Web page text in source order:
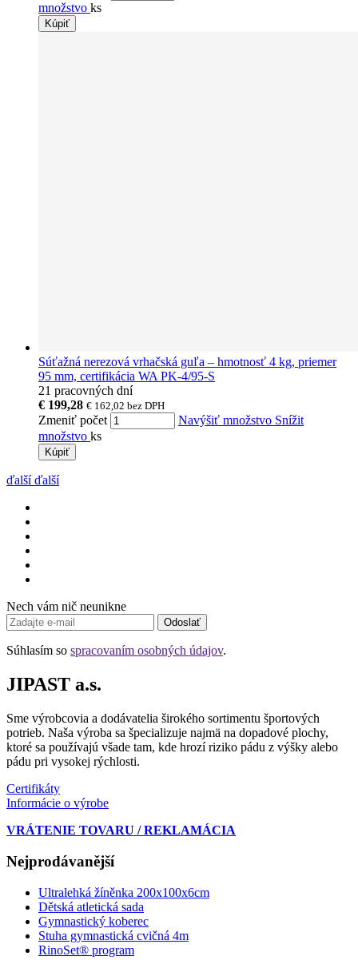
množstvo ks
Kúpiť
Súťažná nerezová vrhačská guľa – hmotnosť 4 kg, priemer
95 mm, certifikácia WA PK-4/95-S
21 pracovných dní
€ 199,28 € 162,02 bez DPH
Zmeniť počet Navýšiť množstvo Snížit
množstvo ks
Kúpiť
ďalší ďalší
Nech vám nič neunikne
Odoslať
Súhlasím so spracovaním osobných údajov.
JIPAST a.s.
Sme výrobcovia a dodávatelia širokého sortimentu športových
potrieb. Naša výroba sa špecializuje najmä na dopadové plochy,
ktoré sa používajú všade tam, kde hrozí riziko pádu z výšky alebo
pádu pri vysokej rýchlosti.
Certifikáty
Informácie o výrobe
VRÁTENIE TOVARU / REKLAMÁCIA
Nejprodávanější
Ultralehká žíněnka 200x100x6cm
Dětská atletická sada
Gymnastický koberec
Stuha gymnastická cvičná 4m
RinoSet® program